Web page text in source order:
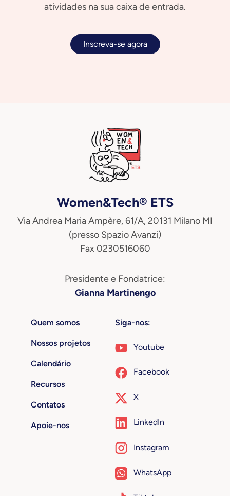
atividades na sua caixa de entrada.
Inscreva-se agora
Women&Tech® ETS
Via Andrea Maria Ampère, 61/A, 20131 Milano MI
(presso Spazio Avanzi)
Fax 0230516060
Presidente e Fondatrice:
Gianna Martinengo
Quem somos
Nossos projetos
Calendário
Recursos
Contatos
Apoie-nos
Siga-nos:
Youtube
Facebook
X
LinkedIn
Instagram
WhatsApp